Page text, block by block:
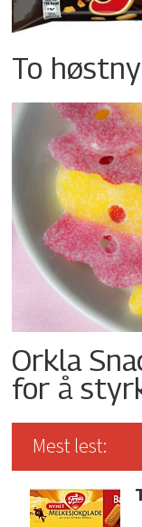
To
Orkla
for å
Mest lest: